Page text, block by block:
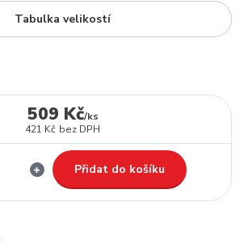
Tabulka velikostí
509 Kč/ks
421 Kč bez DPH
Přidat do košíku